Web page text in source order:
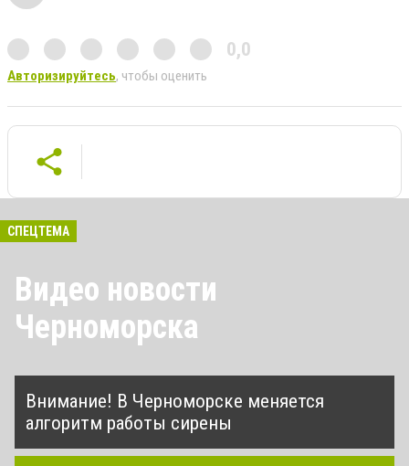
0,0
Авторизируйтесь, чтобы оценить
СПЕЦТЕМА
Видео новости
Черноморска
Внимание! В Черноморске меняется
алгоритм работы сирены